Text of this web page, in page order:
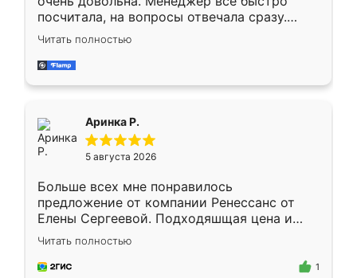
посчитала, на вопросы отвечала сразу.
Замерщик приехал в субботу, подошёл к
делу со всей ответственностью. Собрали
за день, ребята работали аккуратно, даже
Читать полностью
Аринка Р.
5 августа 2026
Больше всех мне понравилось
предложение от компании Ренессанс от
Елены Сергеевой. Подходяшщая цена и
короткие сроки изготовления. Приехавший
для замера сотрудник Владислав
предложил по моему эскизу самый
Читать полностью
1